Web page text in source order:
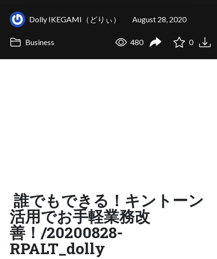
Dolly IKEGAMI（どりぃ） August 28, 2020
Business 480 0
誰でもできる！キントーン
活⽤でお⼿軽業務改
善！/20200828-
RPALT_dolly